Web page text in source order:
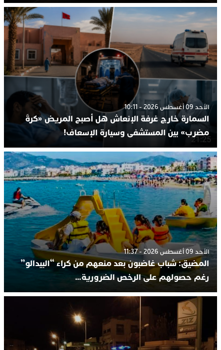
الأحد 09 أغسطس 2026 - 10:11
السمارة خارج غرفة الإنعاش هل أصبح المريض «كرةَ
مضرب» بين المستشفى وسيارة الإسعاف!
الأحد 09 أغسطس 2026 - 11:37
المضيق: شباب غاضبون بعد منعهم من كراء “البيدالو”
رغم حصولهم على الرخص الضرورية…